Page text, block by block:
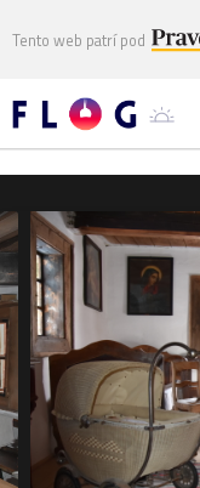
Tento web patrí pod